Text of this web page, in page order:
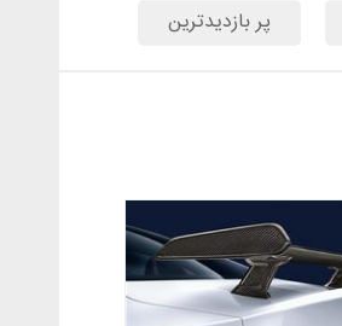
پر بازدیدترین